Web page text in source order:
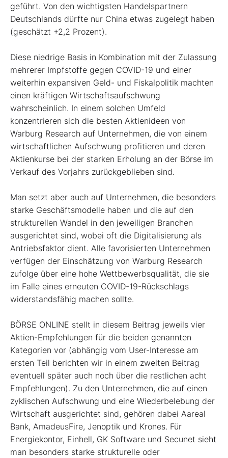
geführt. Von den wichtigsten Handelspartnern
Deutschlands dürfte nur China etwas zugelegt haben
(geschätzt +2,2 Prozent).
Diese niedrige Basis in Kombination mit der Zulassung
mehrerer Impfstoffe gegen COVID-19 und einer
weiterhin expansiven Geld- und Fiskalpolitik machten
einen kräftigen Wirtschaftsaufschwung
wahrscheinlich. In einem solchen Umfeld
konzentrieren sich die besten Aktienideen von
Warburg Research auf Unternehmen, die von einem
wirtschaftlichen Aufschwung profitieren und deren
Aktienkurse bei der starken Erholung an der Börse im
Verkauf des Vorjahrs zurückgeblieben sind.
Man setzt aber auch auf Unternehmen, die besonders
starke Geschäftsmodelle haben und die auf den
strukturellen Wandel in den jeweiligen Branchen
ausgerichtet sind, wobei oft die Digitalisierung als
Antriebsfaktor dient. Alle favorisierten Unternehmen
verfügen der Einschätzung von Warburg Research
zufolge über eine hohe Wettbewerbsqualität, die sie
im Falle eines erneuten COVID-19-Rückschlags
widerstandsfähig machen sollte.
BÖRSE ONLINE stellt in diesem Beitrag jeweils vier
Aktien-Empfehlungen für die beiden genannten
Kategorien vor (abhängig vom User-Interesse am
ersten Teil berichten wir in einem zweiten Beitrag
eventuell später auch noch über die restlichen acht
Empfehlungen). Zu den Unternehmen, die auf einen
zyklischen Aufschwung und eine Wiederbelebung der
Wirtschaft ausgerichtet sind, gehören dabei Aareal
Bank, AmadeusFire, Jenoptik und Krones. Für
Energiekontor, Einhell, GK Software und Secunet sieht
man besonders starke strukturelle oder